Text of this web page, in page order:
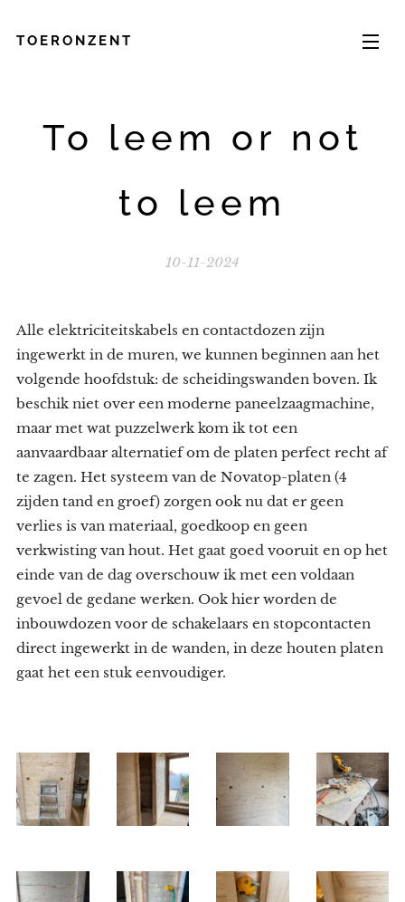
TOERONZENT
To leem or not
to leem
10-11-2024
Alle elektriciteitskabels en contactdozen zijn
ingewerkt in de muren, we kunnen beginnen aan het
volgende hoofdstuk: de scheidingswanden boven. Ik
beschik niet over een moderne paneelzaagmachine,
maar met wat puzzelwerk kom ik tot een
aanvaardbaar alternatief om de platen perfect recht af
te zagen. Het systeem van de Novatop-platen (4
zijden tand en groef) zorgen ook nu dat er geen
verlies is van materiaal, goedkoop en geen
verkwisting van hout. Het gaat goed vooruit en op het
einde van de dag overschouw ik met een voldaan
gevoel de gedane werken. Ook hier worden de
inbouwdozen voor de schakelaars en stopcontacten
direct ingewerkt in de wanden, in deze houten platen
gaat het een stuk eenvoudiger.